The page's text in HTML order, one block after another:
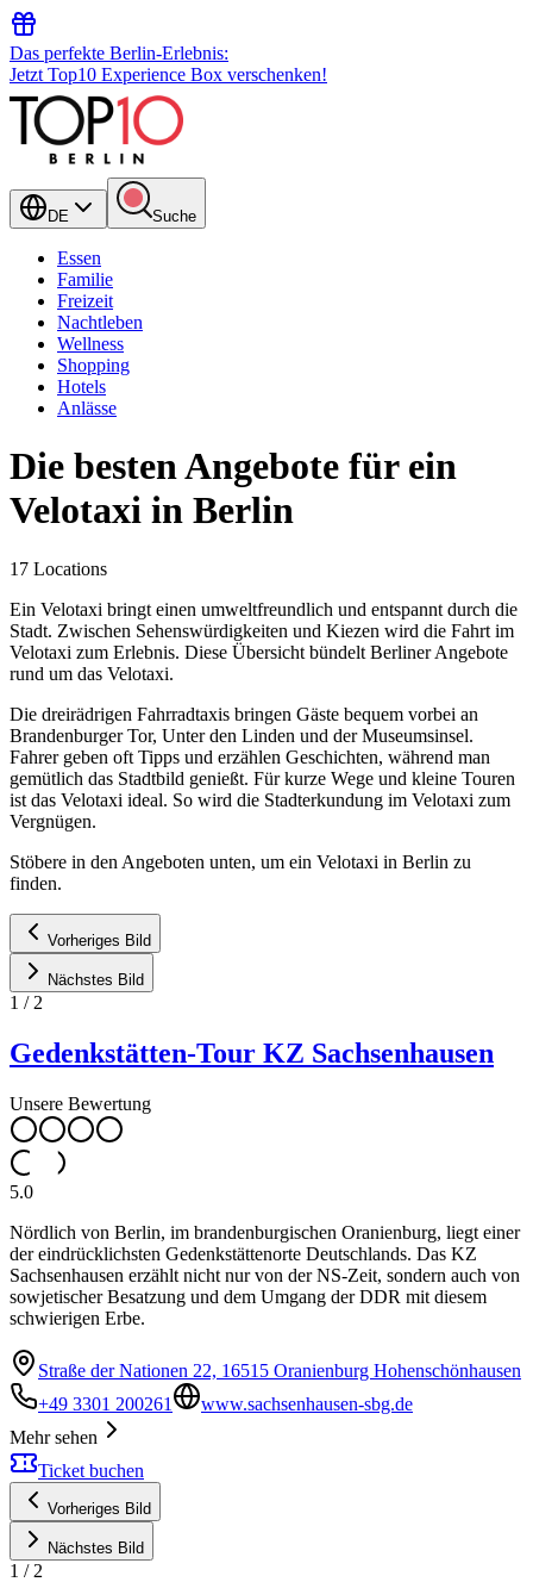
Das perfekte Berlin-Erlebnis:
Jetzt Top10 Experience Box verschenken!
DE Suche
Essen
Familie
Freizeit
Nachtleben
Wellness
Shopping
Hotels
Anlässe
Die besten Angebote für ein
Velotaxi in Berlin
17 Locations
Ein Velotaxi bringt einen umweltfreundlich und entspannt durch die
Stadt. Zwischen Sehenswürdigkeiten und Kiezen wird die Fahrt im
Velotaxi zum Erlebnis. Diese Übersicht bündelt Berliner Angebote
rund um das Velotaxi.
Die dreirädrigen Fahrradtaxis bringen Gäste bequem vorbei an
Brandenburger Tor, Unter den Linden und der Museumsinsel.
Fahrer geben oft Tipps und erzählen Geschichten, während man
gemütlich das Stadtbild genießt. Für kurze Wege und kleine Touren
ist das Velotaxi ideal. So wird die Stadterkundung im Velotaxi zum
Vergnügen.
Stöbere in den Angeboten unten, um ein Velotaxi in Berlin zu
finden.
Vorheriges Bild
Nächstes Bild
1 / 2
Gedenkstätten-Tour KZ Sachsenhausen
Unsere Bewertung
5.0
Nördlich von Berlin, im brandenburgischen Oranienburg, liegt einer
der eindrücklichsten Gedenkstättenorte Deutschlands. Das KZ
Sachsenhausen erzählt nicht nur von der NS-Zeit, sondern auch von
sowjetischer Besatzung und dem Umgang der DDR mit diesem
schwierigen Erbe.
Straße der Nationen 22, 16515 Oranienburg Hohenschönhausen
+49 3301 200261
www.sachsenhausen-sbg.de
Mehr sehen
Ticket buchen
Vorheriges Bild
Nächstes Bild
1 / 2